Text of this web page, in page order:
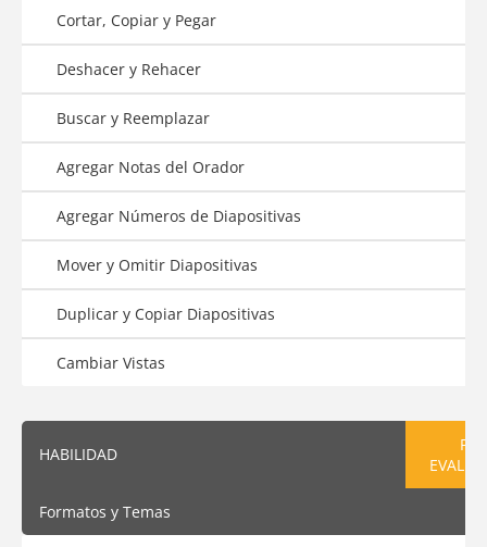
Cortar, Copiar y Pegar
Deshacer y Rehacer
Buscar y Reemplazar
Agregar Notas del Orador
Agregar Números de Diapositivas
Mover y Omitir Diapositivas
Duplicar y Copiar Diapositivas
Cambiar Vistas
HABILIDAD
Formatos y Temas